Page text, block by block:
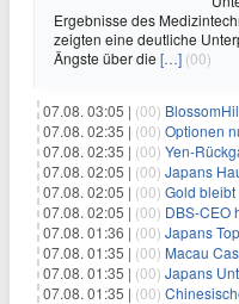
Ergebnisse des
zeigten eine deutliche
Ängste über die […] (00)
07.08. 03:05 | (00) BlossomHill
07.08. 02:35 | (00) Optionen
07.08. 02:35 | (00) Yen-Rückgang:
07.08. 02:05 | (00) Japans Haushalte
07.08. 02:05 | (00) Gold bleibt stabil
07.08. 02:05 | (00) DBS-CEO hebt
07.08. 01:36 | (00) Japans Topix-
07.08. 01:35 | (00) Macau Casinos sehen sich
07.08. 01:35 | (00) Japans
07.08. 01:35 | (00) Chinesische Banken